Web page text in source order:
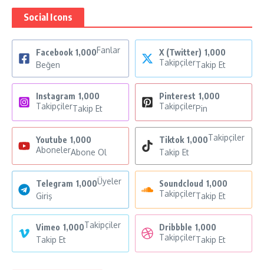
Social Icons
Facebook 1,000Fanlar
Beğen
X (Twitter) 1,000
TakipçilerTakip Et
Instagram 1,000
TakipçilerTakip Et
Pinterest 1,000
TakipçilerPin
Youtube 1,000
AbonelerAbone Ol
Tiktok 1,000Takipçiler
Takip Et
Telegram 1,000Üyeler
Giriş
Soundcloud 1,000
TakipçilerTakip Et
Vimeo 1,000Takipçiler
Takip Et
Dribbble 1,000
TakipçilerTakip Et